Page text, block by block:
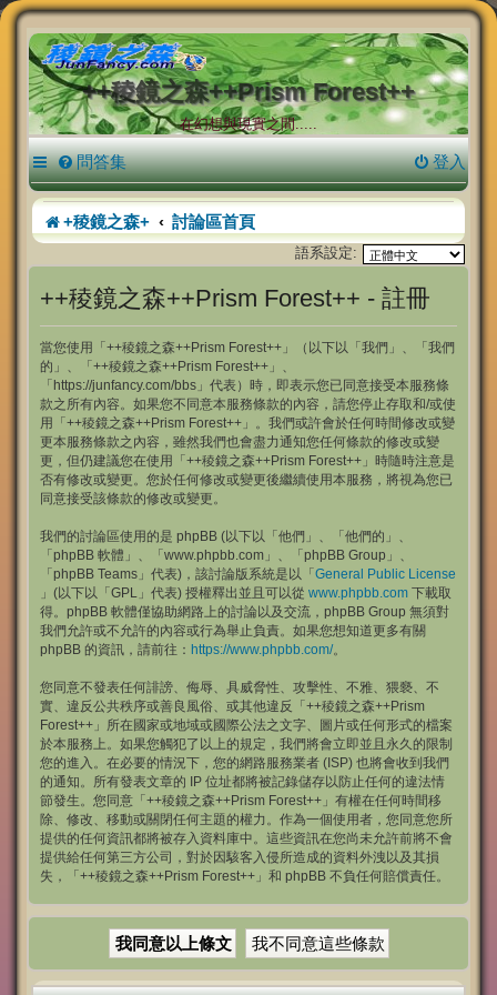
++稜鏡之森++Prism Forest++
在幻想與現實之間.....
問答集 登入
+稜鏡之森+ 討論區首頁
語系設定:
++稜鏡之森++Prism Forest++ - 註冊
當您使用「++稜鏡之森++Prism Forest++」（以下以「我們」、「我們
的」、「++稜鏡之森++Prism Forest++」、
「https://junfancy.com/bbs」代表）時，即表示您已同意接受本服務條
款之所有內容。如果您不同意本服務條款的內容，請您停止存取和/或使
用「++稜鏡之森++Prism Forest++」。我們或許會於任何時間修改或變
更本服務條款之內容，雖然我們也會盡力通知您任何條款的修改或變
更，但仍建議您在使用「++稜鏡之森++Prism Forest++」時隨時注意是
否有修改或變更。您於任何修改或變更後繼續使用本服務，將視為您已
同意接受該條款的修改或變更。
我們的討論區使用的是 phpBB (以下以「他們」、「他們的」、
「phpBB 軟體」、「www.phpbb.com」、「phpBB Group」、
「phpBB Teams」代表)，該討論版系統是以「 General Public License
」(以下以「GPL」代表) 授權釋出並且可以從 www.phpbb.com 下載取
得。phpBB 軟體僅協助網路上的討論以及交流，phpBB Group 無須對
我們允許或不允許的內容或行為舉止負責。如果您想知道更多有關
phpBB 的資訊，請前往： https://www.phpbb.com/。
您同意不發表任何誹謗、侮辱、具威脅性、攻擊性、不雅、猥褻、不
實、違反公共秩序或善良風俗、或其他違反「++稜鏡之森++Prism
Forest++」所在國家或地域或國際公法之文字、圖片或任何形式的檔案
於本服務上。如果您觸犯了以上的規定，我們將會立即並且永久的限制
您的進入。在必要的情況下，您的網路服務業者 (ISP) 也將會收到我們
的通知。所有發表文章的 IP 位址都將被記錄儲存以防止任何的違法情
節發生。您同意「++稜鏡之森++Prism Forest++」有權在任何時間移
除、修改、移動或關閉任何主題的權力。作為一個使用者，您同意您所
提供的任何資訊都將被存入資料庫中。這些資訊在您尚未允許前將不會
提供給任何第三方公司，對於因駭客入侵所造成的資料外洩以及其損
失，「++稜鏡之森++Prism Forest++」和 phpBB 不負任何賠償責任。